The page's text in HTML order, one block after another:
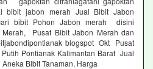
bibit jabon merah Jual Bibit Jabon
bibit Pohon Jabon merah disini
Pusat Bibit Jabon Merah dan
blogspot Okt Pusat
Pontianak Kalimantan Barat Jual
Bibit Tanaman, Harga